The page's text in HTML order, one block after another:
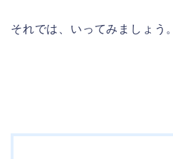
それでは、いってみましょう。